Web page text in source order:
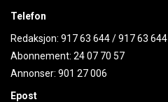
Telefon
Redaksjon: 917 63 644/917 63 644
Abonnement: 24 07 70 57
Annonser: 901 27 006
Epost